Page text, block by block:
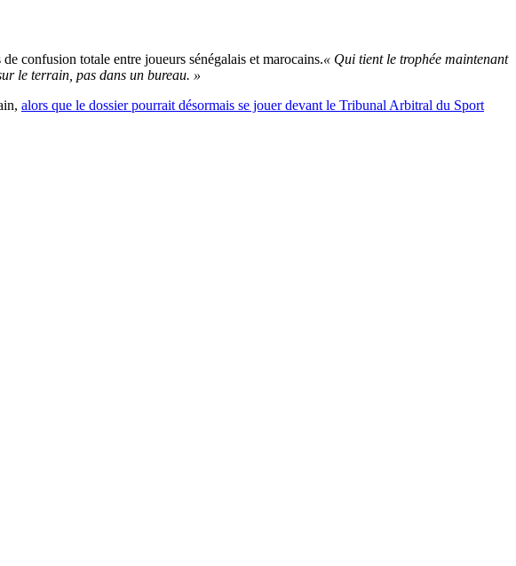
confusion totale entre joueurs sénégalais et marocains.« Qui tient le trophée maintenant
le terrain, pas dans un bureau. »
alors que le dossier pourrait désormais se jouer devant le Tribunal Arbitral du Sport